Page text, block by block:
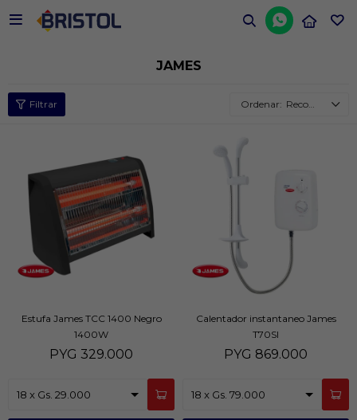


JAMES
Recomendados
Estufa James TCC 1400 Negro
1400W
PYG 329.000
Calentador instantaneo James
T70SI
PYG 869.000